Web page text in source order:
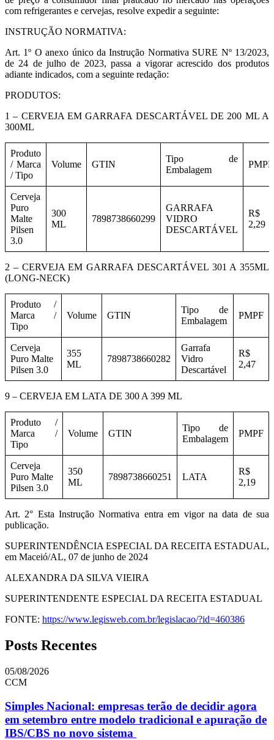
com refrigerantes e cervejas, resolve expedir a seguinte:
INSTRUÇÃO NORMATIVA:
Art. 1º O anexo único da Instrução Normativa SURE Nº 13/2023,
de 24 de julho de 2023, passa a vigorar acrescido dos produtos
adiante indicados, com a seguinte redação:
PRODUTOS:
1 – CERVEJA EM GARRAFA DESCARTÁVEL DE 200 ML A
300ML
Produto
/ Marca
/ Tipo
Volume GTIN
Tipo de
Embalagem
PMPF
Cerveja
Puro
Malte
Pilsen
3.0
300
ML
7898738660299
GARRAFA
VIDRO
DESCARTÁVEL
R$
2,29
2 – CERVEJA EM GARRAFA DESCARTÁVEL 301 A 355ML
(LONG-NECK)
Produto /
Marca /
Tipo
Volume GTIN
Tipo de
Embalagem
PMPF
Cerveja
Puro Malte
Pilsen 3.0
355
ML
7898738660282
Garrafa
Vidro
Descartável
R$
2,47
9 – CERVEJA EM LATA DE 300 A 399 ML
Produto /
Marca /
Tipo
Volume GTIN
Tipo de
Embalagem
PMPF
Cerveja
Puro Malte
Pilsen 3.0
350
ML
7898738660251 LATA
R$
2,19
Art. 2° Esta Instrução Normativa entra em vigor na data de sua
publicação.
SUPERINTENDÊNCIA ESPECIAL DA RECEITA ESTADUAL,
em Maceió/AL, 07 de junho de 2024
ALEXANDRA DA SILVA VIEIRA
SUPERINTENDENTE ESPECIAL DA RECEITA ESTADUAL
FONTE: https://www.legisweb.com.br/legislacao/?id=460386
Posts Recentes
05/08/2026
CCM
Simples Nacional: empresas terão de decidir agora
em setembro entre modelo tradicional e apuração de
IBS/CBS no novo sistema